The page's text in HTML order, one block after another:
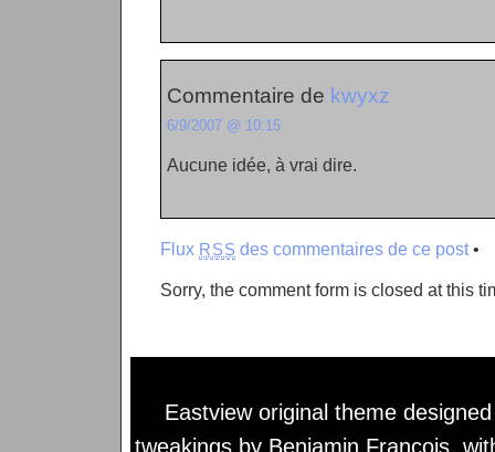
Commentaire de kwyxz
6/9/2007 @ 10:15
Aucune idée, à vrai dire.
Flux RSS des commentaires de ce post•
Sorry, the comment form is closed at this
Eastview original theme
tweakings by Benjamin François,